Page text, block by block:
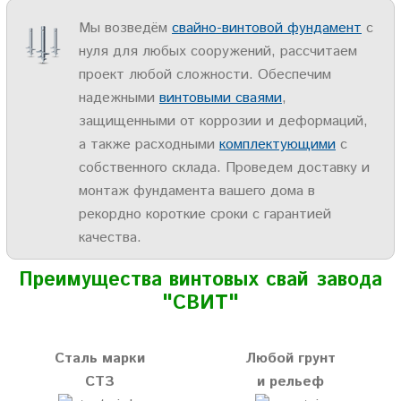
Мы возведём свайно-винтовой фундамент с
нуля для любых сооружений, рассчитаем
проект любой сложности. Обеспечим
надежными винтовыми сваями,
защищенными от коррозии и деформаций,
а также расходными комплектующими с
собственного склада. Проведем доставку и
монтаж фундамента вашего дома в
рекордно короткие сроки с гарантией
качества.
Преимущества винтовых свай завода
"СВИТ"
Сталь марки
СТЗ
Любой грунт
и рельеф